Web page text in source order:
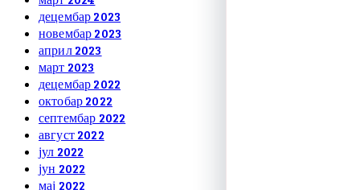
децембар 2023
новембар 2023
април 2023
март 2023
децембар 2022
октобар 2022
септембар 2022
август 2022
јул 2022
јун 2022
мај 2022